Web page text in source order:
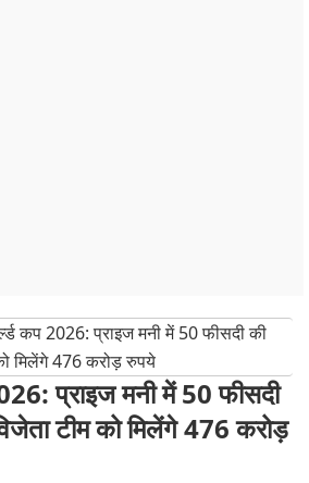
कप 2026: प्राइज मनी में 50 फीसदी की
मिलेंगे 476 करोड़ रुपये
प्राइज मनी में 50 फीसदी
टीम को मिलेंगे 476 करोड़